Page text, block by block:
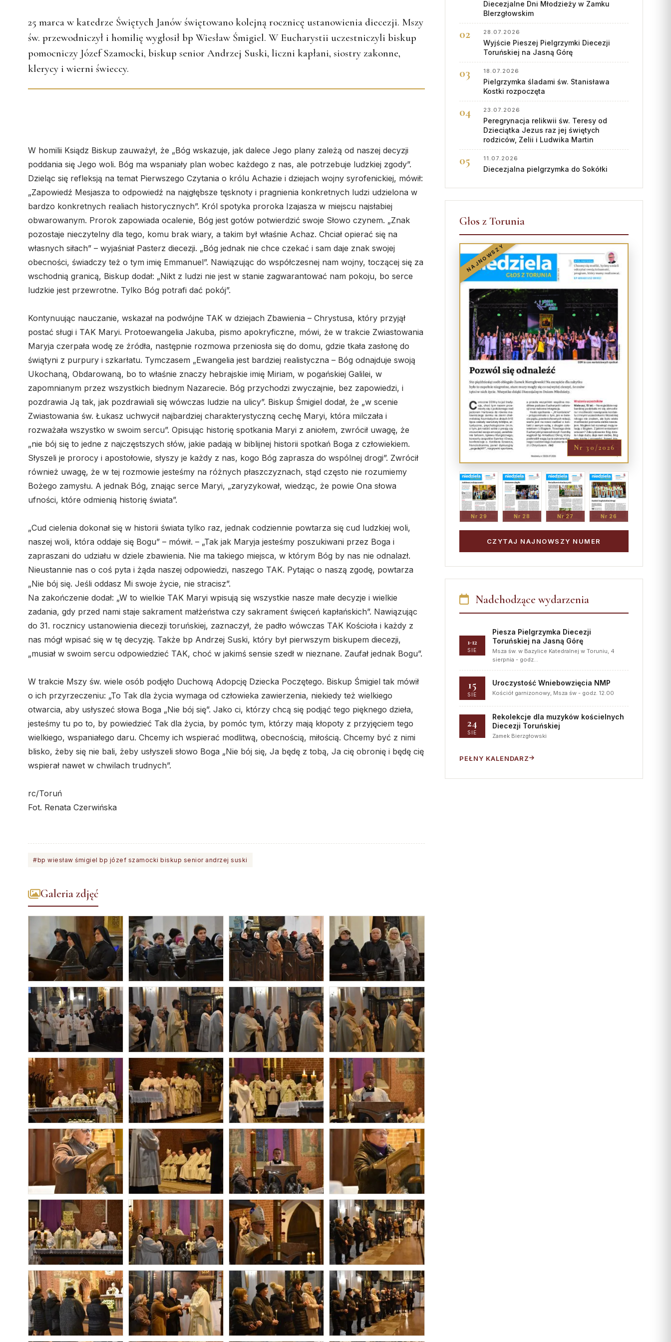
25 marca w katedrze Świętych Janów świętowano kolejną rocznicę ustanowienia diecezji. Mszy
św. przewodniczył i homilię wygłosił bp Wiesław Śmigiel. W Eucharystii uczestniczyli biskup
pomocniczy Józef Szamocki, biskup senior Andrzej Suski, liczni kapłani, siostry zakonne,
klerycy i wierni świeccy.
W homilii Ksiądz Biskup zauważył, że „Bóg wskazuje, jak dalece Jego plany zależą od naszej decyzji
poddania się Jego woli. Bóg ma wspaniały plan wobec każdego z nas, ale potrzebuje ludzkiej zgody”.
Dzieląc się refleksją na temat Pierwszego Czytania o królu Achazie i dziejach wojny syrofenickiej, mówił:
„Zapowiedź Mesjasza to odpowiedź na najgłębsze tęsknoty i pragnienia konkretnych ludzi udzielona w
bardzo konkretnych realiach historycznych”. Król spotyka proroka Izajasza w miejscu najsłabiej
obwarowanym. Prorok zapowiada ocalenie, Bóg jest gotów potwierdzić swoje Słowo czynem. „Znak
pozostaje nieczytelny dla tego, komu brak wiary, a takim był właśnie Achaz. Chciał opierać się na
własnych siłach” – wyjaśniał Pasterz diecezji. „Bóg jednak nie chce czekać i sam daje znak swojej
obecności, świadczy też o tym imię Emmanuel”. Nawiązując do współczesnej nam wojny, toczącej się za
wschodnią granicą, Biskup dodał: „Nikt z ludzi nie jest w stanie zagwarantować nam pokoju, bo serce
ludzkie jest przewrotne. Tylko Bóg potrafi dać pokój”.
Kontynuując nauczanie, wskazał na podwójne TAK w dziejach Zbawienia – Chrystusa, który przyjął
postać sługi i TAK Maryi. Protoewangelia Jakuba, pismo apokryficzne, mówi, że w trakcie Zwiastowania
Maryja czerpała wodę ze źródła, następnie rozmowa przeniosła się do domu, gdzie tkała zasłonę do
świątyni z purpury i szkarłatu. Tymczasem „Ewangelia jest bardziej realistyczna – Bóg odnajduje swoją
Ukochaną, Obdarowaną, bo to właśnie znaczy hebrajskie imię Miriam, w pogańskiej Galilei, w
zapomnianym przez wszystkich biednym Nazarecie. Bóg przychodzi zwyczajnie, bez zapowiedzi, i
pozdrawia Ją tak, jak pozdrawiali się wówczas ludzie na ulicy”. Biskup Śmigiel dodał, że „w scenie
Zwiastowania św. Łukasz uchwycił najbardziej charakterystyczną cechę Maryi, która milczała i
rozważała wszystko w swoim sercu”. Opisując historię spotkania Maryi z aniołem, zwrócił uwagę, że
„nie bój się to jedne z najczęstszych słów, jakie padają w biblijnej historii spotkań Boga z człowiekiem.
Słyszeli je prorocy i apostołowie, słyszy je każdy z nas, kogo Bóg zaprasza do wspólnej drogi”. Zwrócił
również uwagę, że w tej rozmowie jesteśmy na różnych płaszczyznach, stąd często nie rozumiemy
Bożego zamysłu. A jednak Bóg, znając serce Maryi, „zaryzykował, wiedząc, że powie Ona słowa
ufności, które odmienią historię świata”.
„Cud cielenia dokonał się w historii świata tylko raz, jednak codziennie powtarza się cud ludzkiej woli,
naszej woli, która oddaje się Bogu” – mówił. – „Tak jak Maryja jesteśmy poszukiwani przez Boga i
zapraszani do udziału w dziele zbawienia. Nie ma takiego miejsca, w którym Bóg by nas nie odnalazł.
Nieustannie nas o coś pyta i żąda naszej odpowiedzi, naszego TAK. Pytając o naszą zgodę, powtarza
„Nie bój się. Jeśli oddasz Mi swoje życie, nie stracisz”.
Na zakończenie dodał: „W to wielkie TAK Maryi wpisują się wszystkie nasze małe decyzje i wielkie
zadania, gdy przed nami staje sakrament małżeństwa czy sakrament święceń kapłańskich”. Nawiązując
do 31. rocznicy ustanowienia diecezji toruńskiej, zaznaczył, że padło wówczas TAK Kościoła i każdy z
nas mógł wpisać się w tę decyzję. Także bp Andrzej Suski, który był pierwszym biskupem diecezji,
„musiał w swoim sercu odpowiedzieć TAK, choć w jakimś sensie szedł w nieznane. Zaufał jednak Bogu”.
W trakcie Mszy św. wiele osób podjęło Duchową Adopcję Dziecka Poczętego. Biskup Śmigiel tak mówił
o ich przyrzeczeniu: „To Tak dla życia wymaga od człowieka zawierzenia, niekiedy też wielkiego
otwarcia, aby usłyszeć słowa Boga „Nie bój się”. Jako ci, którzy chcą się podjąć tego pięknego dzieła,
jesteśmy tu po to, by powiedzieć Tak dla życia, by pomóc tym, którzy mają kłopoty z przyjęciem tego
wielkiego, wspaniałego daru. Chcemy ich wspierać modlitwą, obecnością, miłością. Chcemy być z nimi
blisko, żeby się nie bali, żeby usłyszeli słowo Boga „Nie bój się, Ja będę z tobą, Ja cię obronię i będę cię
wspierał nawet w chwilach trudnych”.
rc/Toruń
Fot. Renata Czerwińska
#bp wiesław śmigiel bp józef szamocki biskup senior andrzej suski
Galeria zdjęć
Diecezjalne Dni Młodzieży w Zamku
BIerzgłowskim
28.07.2026
Wyjście Pieszej Pielgrzymki Diecezji
Toruńskiej na Jasną Górę
18.07.2026
Pielgrzymka śladami św. Stanisława
Kostki rozpoczęta
23.07.2026
Peregrynacja relikwii św. Teresy od
Dzieciątka Jezus raz jej świętych
rodziców, Zelii i Ludwika Martin
11.07.2026
Diecezjalna pielgrzymka do Sokółki
Głos z Torunia
NAJNOWSZY
Nr 30/2026
Nr 29 Nr 28 Nr 27 Nr 26
CZYTAJ NAJNOWSZY NUMER
Nadchodzące wydarzenia
1-12
SIE
Piesza Pielgrzymka Diecezji
Toruńskiej na Jasną Górę
Msza św. w Bazylice Katedralnej w Toruniu, 4
sierpnia - godz…
15
SIE
Uroczystość Wniebowzięcia NMP
Kościół garnizonowy, Msza św - godz. 12.00
24
SIE
Rekolekcje dla muzyków kościelnych
Diecezji Toruńskiej
Zamek Bierzgłowski
PEŁNY KALENDARZ